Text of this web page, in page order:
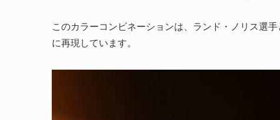
このカラーコンビネーションは、ランド・ノリス選
に再現しています。